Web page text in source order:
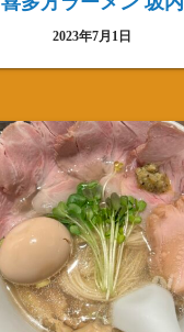
2023年7月1日